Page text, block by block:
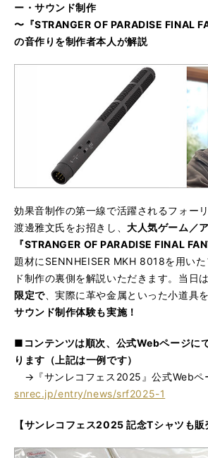
ー・サウンド制作
〜『STRANGER OF PARADISE FINAL
の音作りを制作者本人が解説
効果音制作の第一線で活躍されるフォー
渡邊雅文氏をお招きし、大人気ゲーム／
『STRANGER OF PARADISE FINAL
題材にSENNHEISER MKH 8018を用い
ド制作の裏側を解説いただきます。当日は
限定で、実際に革や金属といった小道具
サウンド制作体験も実施！
■コンテンツは順次、公式Webページに
ります（上記は一例です）
→『サンレコフェス2025』公式Webペ
snrec.jp/entry/news/srf2025-1
【サンレコフェス2025 記念Tシャツも販